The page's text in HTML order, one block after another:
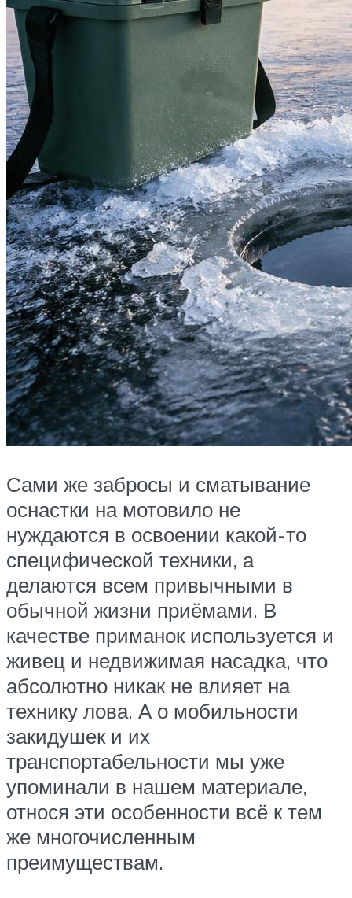
Сами же забросы и сматывание
оснастки на мотовило не
нуждаются в освоении какой-то
специфической техники, а
делаются всем привычными в
обычной жизни приёмами. В
качестве приманок используется и
живец и недвижимая насадка, что
абсолютно никак не влияет на
технику лова. А о мобильности
закидушек и их
транспортабельности мы уже
упоминали в нашем материале,
относя эти особенности всё к тем
же многочисленным
преимуществам.